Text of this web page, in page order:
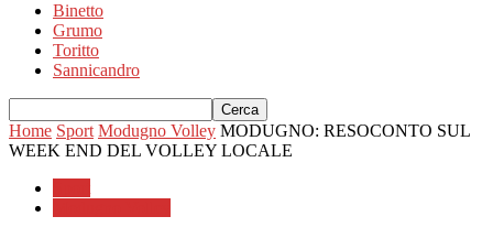
Binetto
Grumo
Toritto
Sannicandro
Home Sport Modugno Volley MODUGNO: RESOCONTO SUL
WEEK END DEL VOLLEY LOCALE